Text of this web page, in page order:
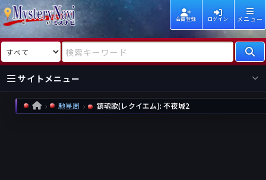
会員登録 ログイン メニュー
検索対象 検索キーワード
サイトメニュー
国内
海外
新着
HOME 馳星周 鎮魂歌(レクイエム): 不夜城2